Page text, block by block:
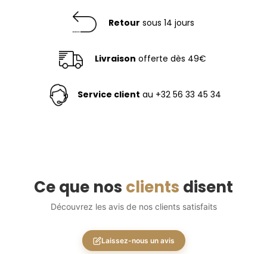
Retour sous 14 jours
Livraison offerte dès 49€
Service client au +32 56 33 45 34
Ce que nos clients disent
Découvrez les avis de nos clients satisfaits
Laissez-nous un avis